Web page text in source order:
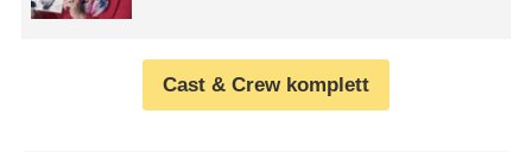
Cast & Crew komplett